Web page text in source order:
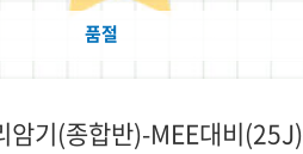
품절
기(종합반)-MEE대비(25J)